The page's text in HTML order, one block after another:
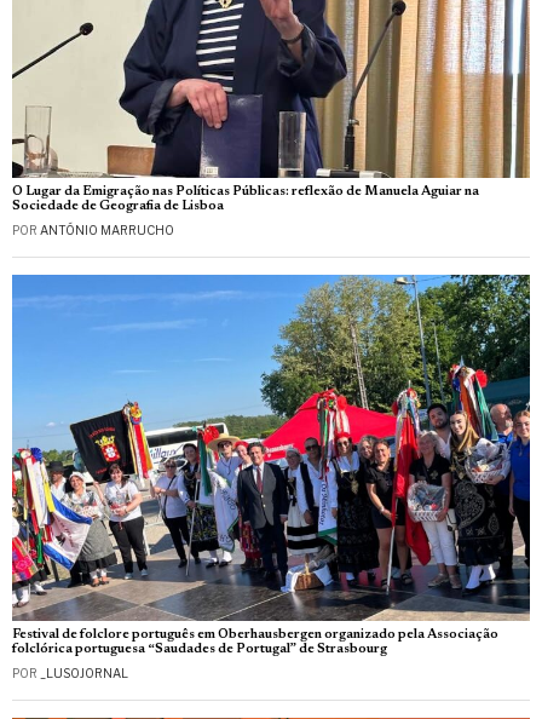
O Lugar da Emigração nas Políticas Públicas: reflexão de Manuela Aguiar na
Sociedade de Geografia de Lisboa
POR ANTÓNIO MARRUCHO
Festival de folclore português em Oberhausbergen organizado pela Associação
folclórica portuguesa “Saudades de Portugal” de Strasbourg
POR _LUSOJORNAL